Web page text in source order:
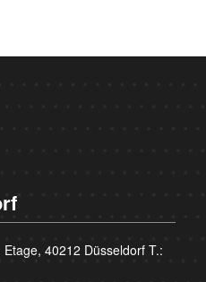
40212 Düsseldorf T.: